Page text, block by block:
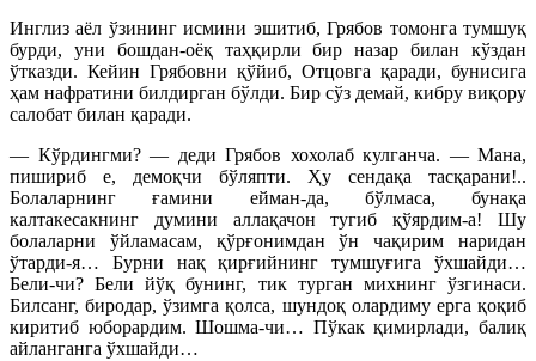
Инглиз аёл ўзининг исмини эшитиб, Грябов томонга тумшуқ
бурди, уни бошдан-оёқ таҳқирли бир назар билан кўздан
ўтказди. Кейин Грябовни қўйиб, Отцовга қаради, бунисига
ҳам нафратини билдирган бўлди. Бир сўз демай, кибру виқору
салобат билан қаради.
— Кўрдингми? — деди Грябов хохолаб кулганча. — Мана,
пишириб е, демоқчи бўляпти. Ҳу сендақа тасқарани!..
Болаларнинг ғамини ейман-да, бўлмаса, бунақа
калтакесакнинг думини аллақачон тугиб қўярдим-а! Шу
болаларни ўйламасам, қўрғонимдан ўн чақирим наридан
ўтарди-я… Бурни нақ қирғийнинг тумшуғига ўхшайди…
Бели-чи? Бели йўқ бунинг, тик турган михнинг ўзгинаси.
Билсанг, биродар, ўзимга қолса, шундоқ олардиму ерга қоқиб
киритиб юборардим. Шошма-чи… Пўкак қимирлади, балиқ
айланганга ўхшайди…